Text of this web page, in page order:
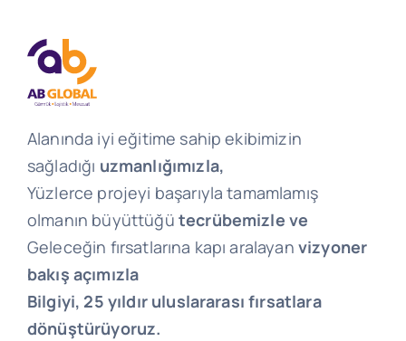
Alanında iyi eğitime sahip ekibimizin
sağladığı uzmanlığımızla,
Yüzlerce projeyi başarıyla tamamlamış
olmanın büyüttüğü tecrübemizle ve
Geleceğin fırsatlarına kapı aralayan vizyoner
bakış açımızla
Bilgiyi, 25 yıldır uluslararası fırsatlara
dönüştürüyoruz.